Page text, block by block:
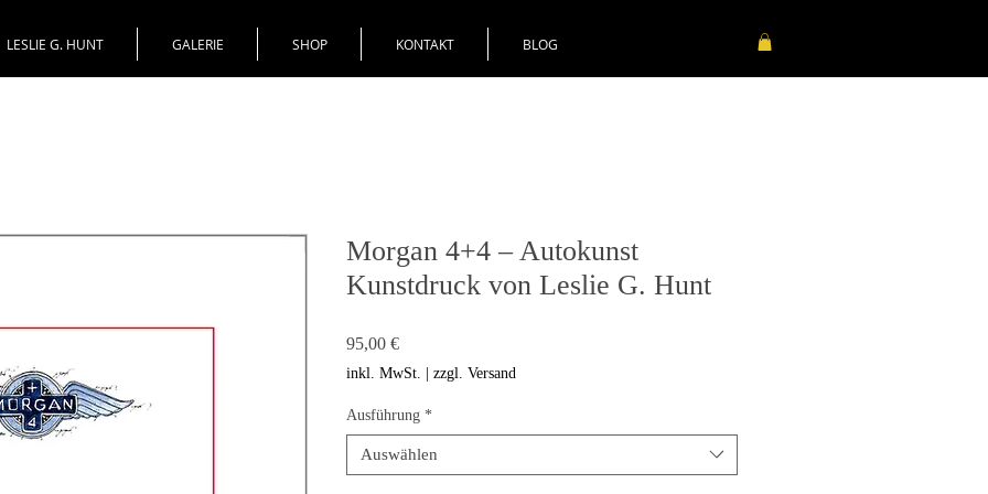
LESLIE G. HUNT GALERIE SHOP KONTAKT BLOG
Morgan 4+4 – Autokunst
Kunstdruck von Leslie G. Hunt
95,00 €Preis
inkl. MwSt. | zzgl. Versand
Ausführung *
Auswählen